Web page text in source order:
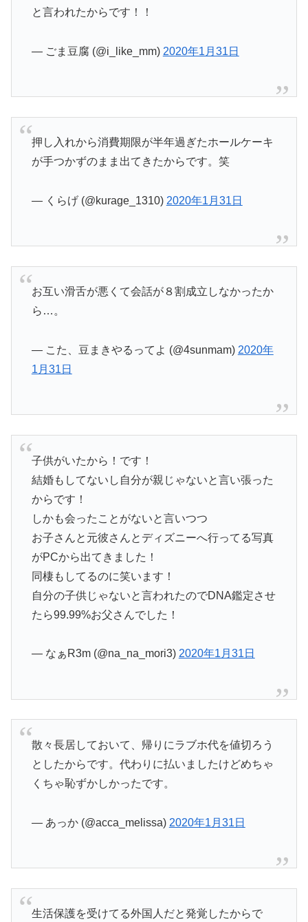
と言われたからです！！
— ごま豆腐 (@i_like_mm) 2020年1月31日
押し入れから消費期限が半年過ぎたホールケーキ
が手つかずのまま出てきたからです。笑
— くらげ (@kurage_1310) 2020年1月31日
お互い滑舌が悪くて会話が８割成立しなかったか
ら…。
— こた、豆まきやるってよ (@4sunmam) 2020年
1月31日
子供がいたから！です！
結婚もしてないし自分が親じゃないと言い張った
からです！
しかも会ったことがないと言いつつ
お子さんと元彼さんとディズニーへ行ってる写真
がPCから出てきました！
同棲もしてるのに笑います！
自分の子供じゃないと言われたのでDNA鑑定させ
たら99.99%お父さんでした！
— なぁR3m (@na_na_mori3) 2020年1月31日
散々長居しておいて、帰りにラブホ代を値切ろう
としたからです。代わりに払いましたけどめちゃ
くちゃ恥ずかしかったです。
— あっか (@acca_melissa) 2020年1月31日
生活保護を受けてる外国人だと発覚したからで